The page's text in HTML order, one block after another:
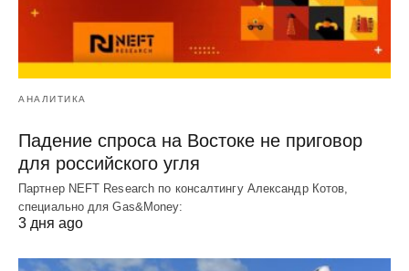
АНАЛИТИКА
Падение спроса на Востоке не приговор
для российского угля
Партнер NEFT Research по консалтингу Александр Котов,
специально для Gas&Money:
3 дня ago